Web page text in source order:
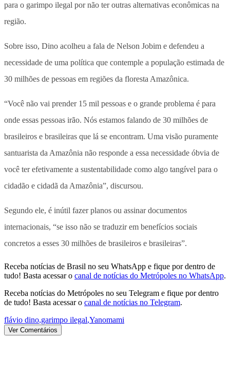
para o garimpo ilegal por não ter outras alternativas econômicas na
região.
Sobre isso, Dino acolheu a fala de Nelson Jobim e defendeu a
necessidade de uma política que contemple a população estimada de
30 milhões de pessoas em regiões da floresta Amazônica.
“Você não vai prender 15 mil pessoas e o grande problema é para
onde essas pessoas irão. Nós estamos falando de 30 milhões de
brasileiros e brasileiras que lá se encontram. Uma visão puramente
santuarista da Amazônia não responde a essa necessidade óbvia de
você ter efetivamente a sustentabilidade como algo tangível para o
cidadão e cidadã da Amazônia”, discursou.
Segundo ele, é inútil fazer planos ou assinar documentos
internacionais, “se isso não se traduzir em benefícios sociais
concretos a esses 30 milhões de brasileiros e brasileiras”.
Receba notícias de Brasil no seu WhatsApp e fique por dentro de
tudo! Basta acessar o canal de notícias do Metrópoles no WhatsApp.
Receba notícias do Metrópoles no seu Telegram e fique por dentro
de tudo! Basta acessar o canal de notícias no Telegram.
flávio dino,garimpo ilegal,Yanomami
Ver Comentários